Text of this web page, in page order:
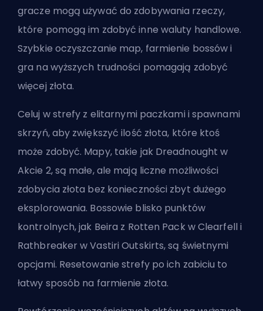
gracze mogą używać do zdobywania rzeczy,
które pomogą im zdobyć inne waluty handlowe.
Szybkie oczyszczanie map, farmienie bossów i
gra na wyższych trudności pomagają zdobyć
więcej złota.
Celuj w strefy z elitarnymi paczkami i spawnami
skrzyń, aby zwiększyć ilość złota, które ktoś
może zdobyć. Mapy, takie jak Dreadnought w
Akcie 2, są małe, ale mają liczne możliwości
zdobycia złota bez konieczności zbyt dużego
eksplorowania. Bossowie blisko punktów
kontrolnych, jak Beira z Rotten Pack w Clearfell i
Rathbreaker w Vastiri Outskirts, są świetnymi
opcjami. Resetowanie strefy po ich zabiciu to
łatwy sposób na farmienie złota.